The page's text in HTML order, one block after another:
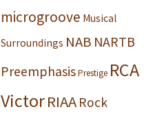
microgroove Musical
Surroundings NAB NARTB
PreemphasisPrestige RCA
VictorRIAA Rock